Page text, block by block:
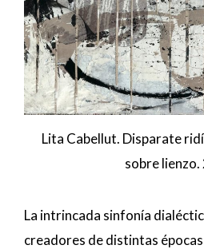
Lita Cabellut. Disparate
sobre
La intrincada sinfonía
creadores de distintas